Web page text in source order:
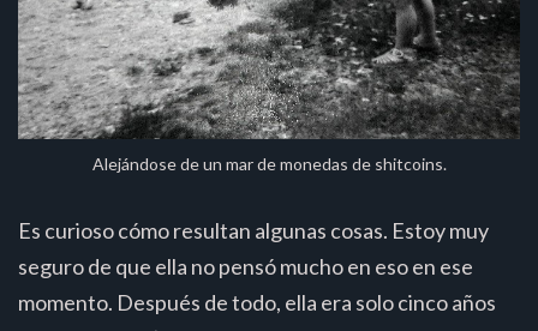
Alejándose de un mar de monedas de shitcoins.
Es curioso cómo resultan algunas cosas. Estoy muy
seguro de que ella no pensó mucho en eso en ese
momento. Después de todo, ella era solo cinco años